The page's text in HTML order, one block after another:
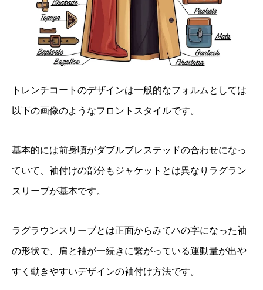
トレンチコートのデザインは一般的なフォルムとしては
以下の画像のようなフロントスタイルです。
基本的には前身頃がダブルブレステッドの合わせになっ
ていて、袖付けの部分もジャケットとは異なりラグラン
スリーブが基本です。
ラグラウンスリーブとは正面からみてハの字になった袖
の形状で、肩と袖が一続きに繋がっている運動量が出や
すく動きやすいデザインの袖付け方法です。